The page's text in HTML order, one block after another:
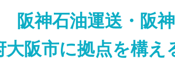
阪神石油運送・阪神
大阪市に拠点を構え